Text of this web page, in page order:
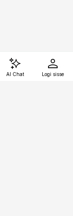
AI Chat Logi sisse